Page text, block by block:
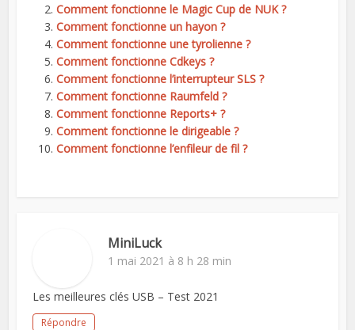
Comment fonctionne le Magic Cup de NUK ?
Comment fonctionne un hayon ?
Comment fonctionne une tyrolienne ?
Comment fonctionne Cdkeys ?
Comment fonctionne l’interrupteur SLS ?
Comment fonctionne Raumfeld ?
Comment fonctionne Reports+ ?
Comment fonctionne le dirigeable ?
Comment fonctionne l’enfileur de fil ?
MiniLuck
1 mai 2021 à 8 h 28 min
Les meilleures clés USB – Test 2021
Répondre